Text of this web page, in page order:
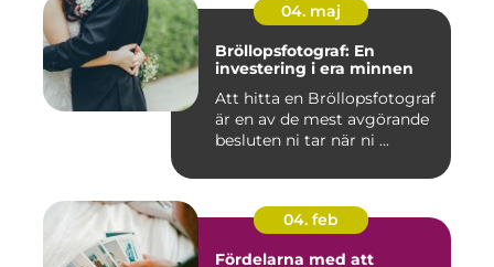
04. maj
Bröllopsfotograf: En
investering i era minnen
Att hitta en Bröllopsfotograf
är en av de mest avgörande
besluten ni tar när ni ...
04. feb
Fördelarna med att